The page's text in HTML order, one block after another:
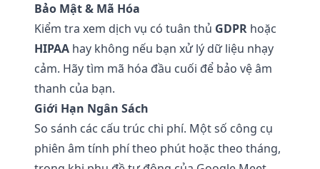
Bảo Mật & Mã Hóa
Kiểm tra xem dịch vụ có tuân thủ GDPR hoặc
HIPAA hay không nếu bạn xử lý dữ liệu nhạy
cảm. Hãy tìm mã hóa đầu cuối để bảo vệ âm
thanh của bạn.
Giới Hạn Ngân Sách
So sánh các cấu trúc chi phí. Một số công cụ
phiên âm tính phí theo phút hoặc theo tháng,